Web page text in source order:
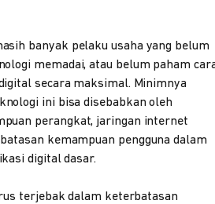
banyak pelaku usaha yang belum
memadai, atau belum paham
secara maksimal. Minimnya
ini bisa disebabkan oleh
perangkat, jaringan internet
kemampuan pengguna dalam
digital dasar.
terjebak dalam keterbatasan